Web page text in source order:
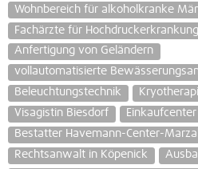
Wohnbereich für alkoholkranke
Fachärzte für Hochdruckerkrankung
Anfertigung von Geländern
vollautomatisierte
Beleuchtungstechnik
Visagistin Biesdorf
Bestatter Havemann-Center-
Rechtsanwalt in Köpenick